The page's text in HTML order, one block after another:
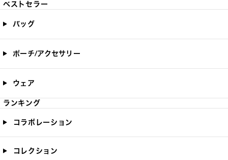
ベストセラー
バッグ
ポーチ/アクセサリー
ウェア
ランキング
コラボレーション
コレクション